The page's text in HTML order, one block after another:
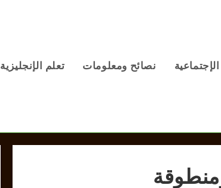
نصائح ومعلومات تعلم الإنجليزية